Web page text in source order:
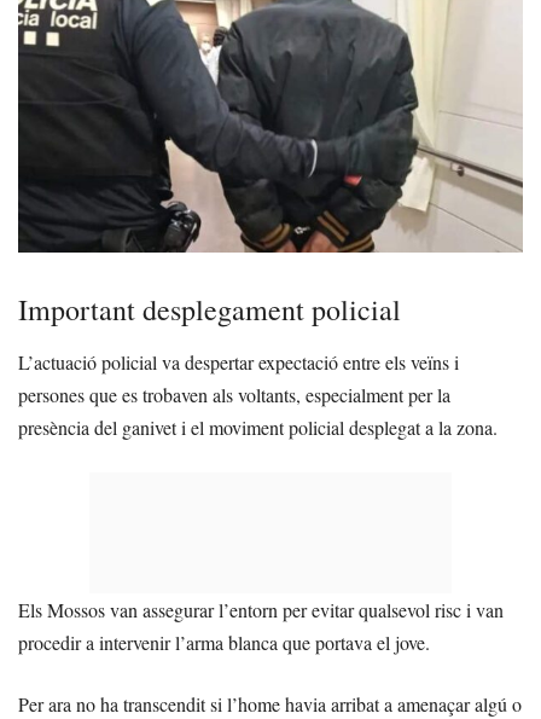
Important desplegament policial
L’actuació policial va despertar expectació entre els veïns i
persones que es trobaven als voltants, especialment per la
presència del ganivet i el moviment policial desplegat a la zona.
Els Mossos van assegurar l’entorn per evitar qualsevol risc i van
procedir a intervenir l’arma blanca que portava el jove.
Per ara no ha transcendit si l’home havia arribat a amenaçar algú o